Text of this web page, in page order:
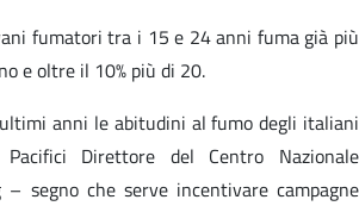
fumatori tra i 15 e 24 anni fuma già più
e oltre il 10% più di 20.
anni le abitudini al fumo degli italiani
Direttore del Centro Nazionale
– segno che serve incentivare campagne